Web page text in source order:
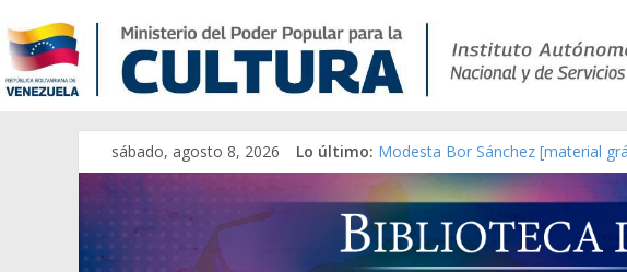
sábado, agosto 8, 2026 Lo último: Modesta Bor Sánchez [material
Gaceta Oficial de la República de
Catálogo temático de obras de
Constitución, leyes y acuerdos
Una Parálisis [material gráfico]